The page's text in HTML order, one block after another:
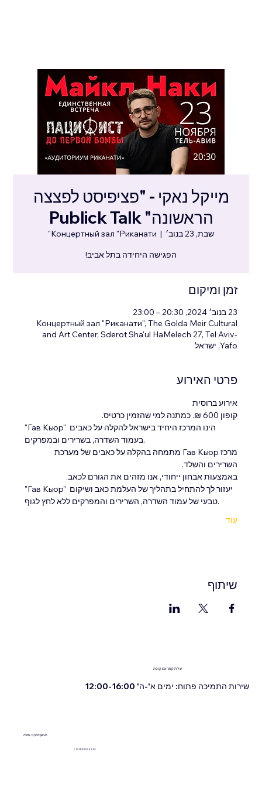
מייקל נאקי - "פציפיסט לפצצה
הראשונה" Publick Talk
שבת, 23 בנוב׳
  |
Концертный зал "Риканати"
הפגישה היחידה בתל אביב!
זמן ומיקום
23 בנוב׳ 2024, 20:30 – 23:00
Концертный зал "Риканати", The Golda Meir Cultural
and Art Center, Sderot Sha'ul HaMelech 27, Tel Aviv-
Yafo, ישראל
פרטי האירוע
אירוע ברוסית
קופון 600 ₪. כמתנה למי שהזמין כרטיס.
"Гав Кьюр" הינו המרכז היחיד בישראל להקלה על כאבים
בעמוד השדרה, בשרירים ובמפרקים.
מרכז Гав Кьюр מתמחה בהקלה על כאבים של מערכת
השרירים והשלד.
באמצעות אבחון ייחודי, אנו מזהים את הגורם לכאב.
"Гав Кьюр" יעזור לך להתחיל בתהליך של העלמת כאב ושיקום
טבעי של עמוד השדרה, השרירים והמפרקים ללא לחץ לגוף.
עוד
שיתוף
ראשון לציון 13, נתניה
+972555076342
יצירת קשר עם קופה
שירות התמיכה פתוח: ימים א'-ה' 12:00-16:00